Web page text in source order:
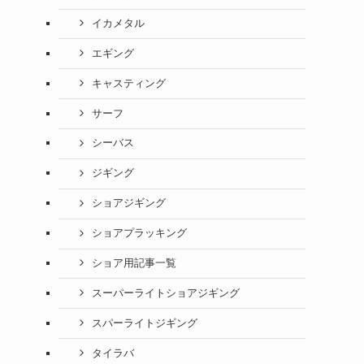
イカメタル
エギング
キャスティング
サーフ
シーバス
ジギング
ショアジギング
ショアプラッキング
ショア用記事一覧
スーパーライトショアジギング
スパーライトジギング
タイラバ